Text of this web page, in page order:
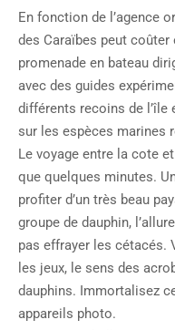
En fonction de l’agence
des Caraïbes peut coûter
promenade en bateau
avec des guides
différents recoins de l’île
sur les espèces marines
Le voyage entre la cote
que quelques minutes.
profiter d’un très beau
groupe de dauphin,
pas effrayer les cétacés.
les jeux, le sens des
dauphins. Immortalisez
appareils photo.